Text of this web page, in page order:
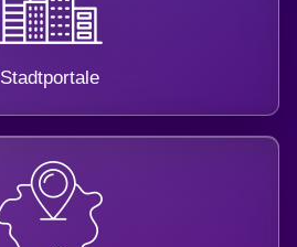
Stadtportale